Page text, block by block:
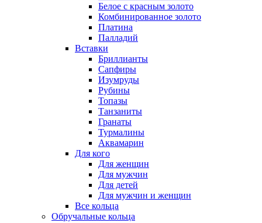
Белое с красным золото
Комбинированное золото
Платина
Палладий
Вставки
Бриллианты
Сапфиры
Изумруды
Рубины
Топазы
Танзаниты
Гранаты
Турмалины
Аквамарин
Для кого
Для женщин
Для мужчин
Для детей
Для мужчин и женщин
Все кольца
Обручальные кольца